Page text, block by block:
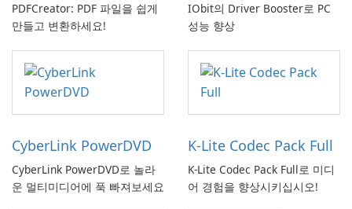
PDFCreator: PDF 파일을 쉽게
만들고 변환하세요!
IObit의 Driver Booster로 PC
성능 향상
CyberLink PowerDVD
CyberLink PowerDVD로 놀라
운 멀티미디어에 푹 빠져보세요
K-Lite Codec Pack Full
K-Lite Codec Pack Full로 미디
어 경험을 향상시키십시오!